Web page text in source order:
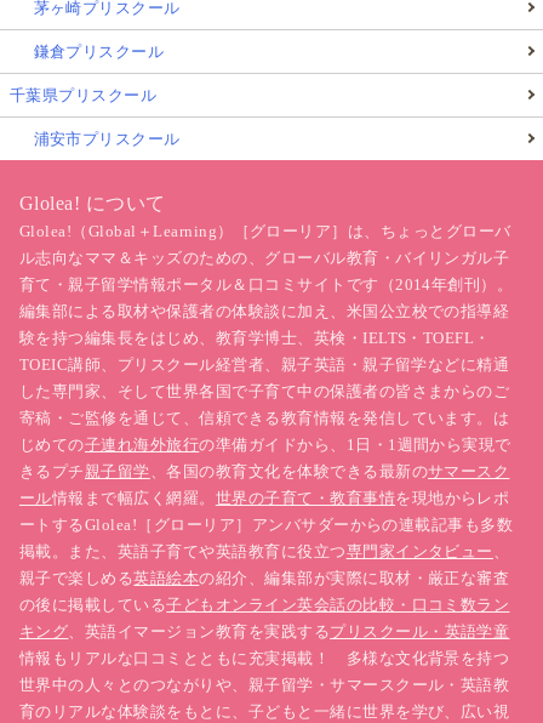
茅ヶ崎プリスクール
鎌倉プリスクール
千葉県プリスクール
浦安市プリスクール
Glolea! について
Glolea!（Global＋Learning）［グローリア］は、ちょっとグローバ
ル志向なママ＆キッズのための、グローバル教育・バイリンガル子
育て・親子留学情報ポータル＆口コミサイトです（2014年創刊）。
編集部による取材や保護者の体験談に加え、米国公立校での指導経
験を持つ編集長をはじめ、教育学博士、英検・IELTS・TOEFL・
TOEIC講師、プリスクール経営者、親子英語・親子留学などに精通
した専門家、そして世界各国で子育て中の保護者の皆さまからのご
寄稿・ご監修を通じて、信頼できる教育情報を発信しています。は
じめての子連れ海外旅行の準備ガイドから、1日・1週間から実現で
きるプチ 親子留学 、各国の教育文化を体験できる最新のサマースク
ール情報まで幅広く網羅。 世界の子育て・教育事情を現地からレポ
ートするGlolea!［グローリア］アンバサダーからの連載記事も多数
掲載。また、英語子育てや英語教育に役立つ専門家インタビュー
親子で楽しめる英語絵本の紹介、編集部が実際に取材・厳正な審査
の後に掲載している子どもオンライン英会話の比較・口コミ数ラン
キング 、英語イマージョン教育を実践するプリスクール・英語学童
情報もリアルな口コミとともに充実掲載！ 多様な文化背景を持つ
世界中の人々とのつながりや、親子留学・サマースクール・英語教
育のリアルな体験談をもとに、子どもと一緒に世界を学び、広い視